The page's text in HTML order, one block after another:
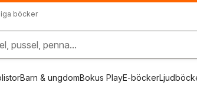
böcker
pussel, penna...
Barn & ungdomBokus PlayE-böcker